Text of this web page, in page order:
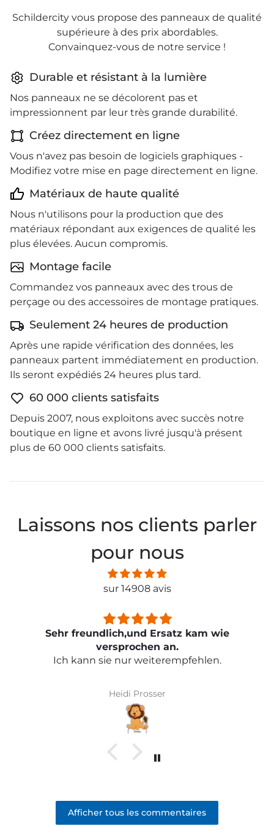
Schildercity vous propose des panneaux de qualité
supérieure à des prix abordables.
Convainquez-vous de notre service !
Durable et résistant à la lumière
Nos panneaux ne se décolorent pas et
impressionnent par leur très grande durabilité.
Créez directement en ligne
Vous n'avez pas besoin de logiciels graphiques -
Modifiez votre mise en page directement en ligne.
Matériaux de haute qualité
Nous n'utilisons pour la production que des
matériaux répondant aux exigences de qualité les
plus élevées. Aucun compromis.
Montage facile
Commandez vos panneaux avec des trous de
perçage ou des accessoires de montage pratiques.
Seulement 24 heures de production
Après une rapide vérification des données, les
panneaux partent immédiatement en production.
Ils seront expédiés 24 heures plus tard.
60 000 clients satisfaits
Depuis 2007, nous exploitons avec succès notre
boutique en ligne et avons livré jusqu'à présent
plus de 60 000 clients satisfaits.
Laissons nos clients parler
pour nous
sur 14908 avis
Sehr freundlich,und Ersatz kam wie
versprochen an.
Ich kann sie nur weiterempfehlen.
Heidi Prosser
Afficher tous les commentaires